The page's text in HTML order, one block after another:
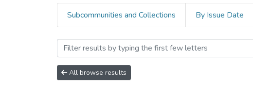
Subcommunities and Collections By Issue Date
Browsing 2015 by Author
All browse results